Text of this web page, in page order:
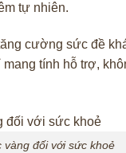
tự nhiên.
cường sức đề
tính hỗ trợ,
vàng đối với sức khoẻ